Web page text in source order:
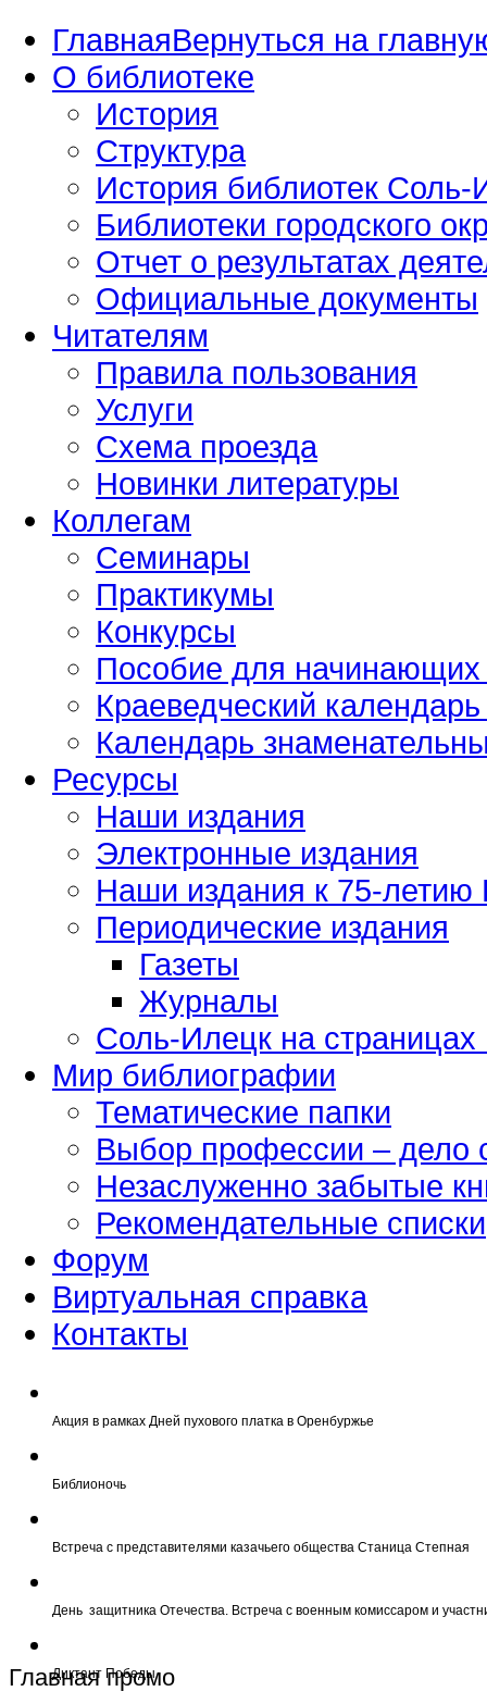
ГлавнаяВернуться на
О библиотеке
История
Структура
История библиотек Соль-
Библиотеки городского
Отчет о результатах
Официальные документы
Читателям
Правила пользования
Услуги
Схема проезда
Новинки литературы
Коллегам
Семинары
Практикумы
Конкурсы
Пособие для начинающих
Краеведческий
Календарь
Ресурсы
Наши издания
Электронные издания
Наши издания к 75-
Периодические издания
Газеты
Журналы
Соль-Илецк на
Мир библиографии
Тематические папки
Выбор профессии – дело
Незаслуженно забытые
Рекомендательные списки
Форум
Виртуальная справка
Контакты
Акция в рамках Дней пухового платка в Оренбуржье
Библионочь
Встреча с представителями казачьего общества Станица Степная
День защитника Отечества. Встреча с военным комиссаром и
Диктант Победы
Главная промо